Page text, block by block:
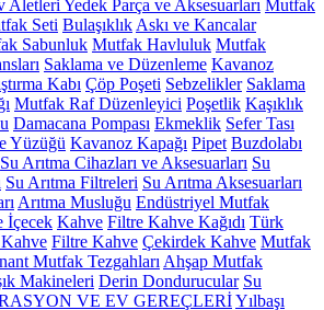
Yedek Parça ve Aksesuarları Mutfak
Seti Bulaşıklık Askı ve Kancalar
Sabunluk Mutfak Havluluk Mutfak
Saklama ve Düzenleme Kavanoz
Kabı Çöp Poşeti Sebzelikler Saklama
Mutfak Raf Düzenleyici Poşetlik Kaşıklık
Damacana Pompası Ekmeklik Sefer Tası
Yüzüğü Kavanoz Kapağı Pipet Buzdolabı
Su Arıtma Cihazları ve Aksesuarları Su
Su Arıtma Filtreleri Su Arıtma Aksesuarları
Arıtma Musluğu Endüstriyel Mutfak
İçecek Kahve Filtre Kahve Kağıdı Türk
Filtre Kahve Çekirdek Kahve Mutfak
Mutfak Tezgahları Ahşap Mutfak
Makineleri Derin Dondurucular Su
VE EV GEREÇLERİYılbaşı